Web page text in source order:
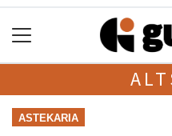
ASTEKARIA